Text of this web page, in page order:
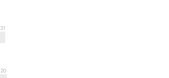
31
20